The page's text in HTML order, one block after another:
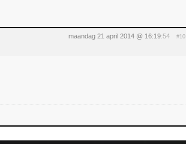
maandag 21 april 2014 @ 16:19:54 #10